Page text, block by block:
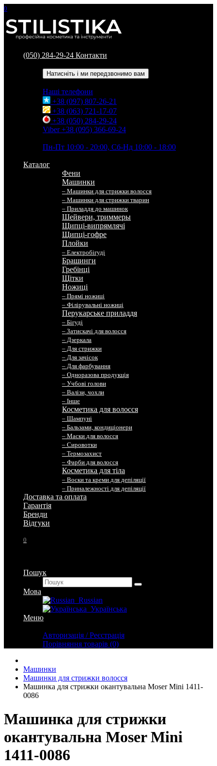
0
(050) 284-29-24 Контакти
Натисніть і ми передзвонимо вам
Наші телефони
+38 (097) 807-26-21
+38 (063) 721-17-07
+38 (050) 284-29-24
Viber +38 (095) 366-69-24
Пн-Пт 10:00 - 20:00, Сб-Нд 10:00 - 18:00
Каталог
Фени
Машинки
– Машинки для стрижки волосся
– Машинки для стрижки тварин
– Приладдя до машинок
Шейвери, триммеры
Щипці-випрямлячі
Щипці-гофре
Плойки
– Електробігуді
Брашинги
Гребінці
Щітки
Ножиці
– Прямі ножиці
– Філірувальні ножиці
Перукарське приладдя
– Бігуді
– Затискачі для волосся
– Дзеркала
– Для стрижки
– Для зачісок
– Для фарбування
– Одноразова продукція
– Учбові голови
– Валізи, чохли
– Інше
Косметика для волосся
– Шампуні
– Бальзами, кондиціонери
– Маски для волосся
– Сировотки
– Термозахист
– Фарби для волосся
Косметика для тіла
– Воски та креми для депіляції
– Приналежності для депіляції
Доставка та оплата
Гарантія
Бренди
Вiдгуки
0
Пошук
Мова
Russian
Українська
Меню
Авторизація / Реєстрація
Порівняння товарів (0)
Машинки
Машинки для стрижки волосся
Машинка для стрижки окантувальна Moser Mini 1411-
0086
Машинка для стрижки
окантувальна Moser Mini
1411-0086